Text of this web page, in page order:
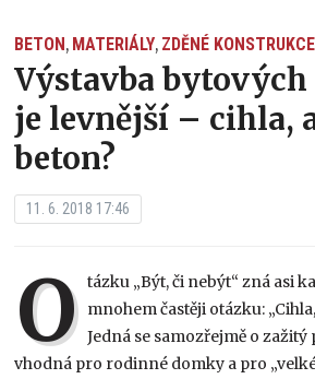
BETON, MATERIÁLY, ZDĚNÉ KONSTRUKCE
Výstavba bytových
je levnější – cihla,
beton?
11. 6. 2018 17:46
O tázku „Být, či nebýt“ zná asi
mnohem častěji otázku:
Jedná se samozřejmě o zažitý
vhodná pro rodinné domky a pro